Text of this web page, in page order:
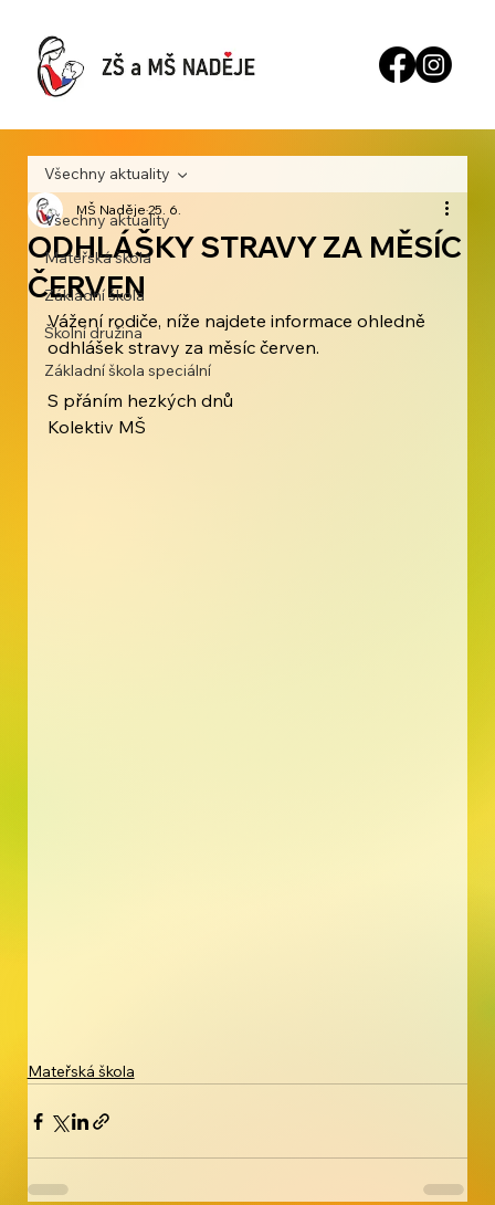
Všechny aktuality
Mateřská škola
Základní škola
Školní družina
Základní škola speciální
Všechny aktuality
ODHLÁŠKY STRAVY ZA MĚSÍC
ČERVEN
MŠ Naděje25. 6.
Vážení rodiče, níže najdete informace ohledně
odhlášek stravy za měsíc červen.
S přáním hezkých dnů
Kolektiv MŠ
Mateřská škola